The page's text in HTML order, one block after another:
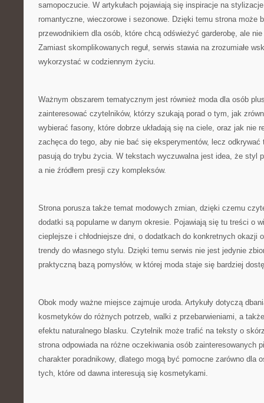
samopoczucie. W artykułach pojawiają się inspiracje na
romantyczne, wieczorowe i sezonowe. Dzięki temu strona może
przewodnikiem dla osób, które chcą odświeżyć garderobę, ale
Zamiast skomplikowanych reguł, serwis stawia na zrozumiałe
wykorzystać w codziennym życiu.
Ważnym obszarem tematycznym jest również moda dla osób
zainteresować czytelników, którzy szukają porad o tym, jak
wybierać fasony, które dobrze układają się na ciele, oraz jak nie
zachęca do tego, aby nie bać się eksperymentów, lecz odkrywać
pasują do trybu życia. W tekstach wyczuwalna jest idea, że styl
a nie źródłem presji czy kompleksów.
Strona porusza także temat modowych zmian, dzięki czemu
dodatki są popularne w danym okresie. Pojawiają się tu treści o
cieplejsze i chłodniejsze dni, o dodatkach do konkretnych okazji
trendy do własnego stylu. Dzięki temu serwis nie jest jedynie
praktyczną bazą pomysłów, w której moda staje się bardziej
Obok mody ważne miejsce zajmuje uroda. Artykuły dotyczą
kosmetyków do różnych potrzeb, walki z przebarwieniami, a
efektu naturalnego blasku. Czytelnik może trafić na teksty o
strona odpowiada na różne oczekiwania osób zainteresowanych
charakter poradnikowy, dlatego mogą być pomocne zarówno dla
tych, które od dawna interesują się kosmetykami.